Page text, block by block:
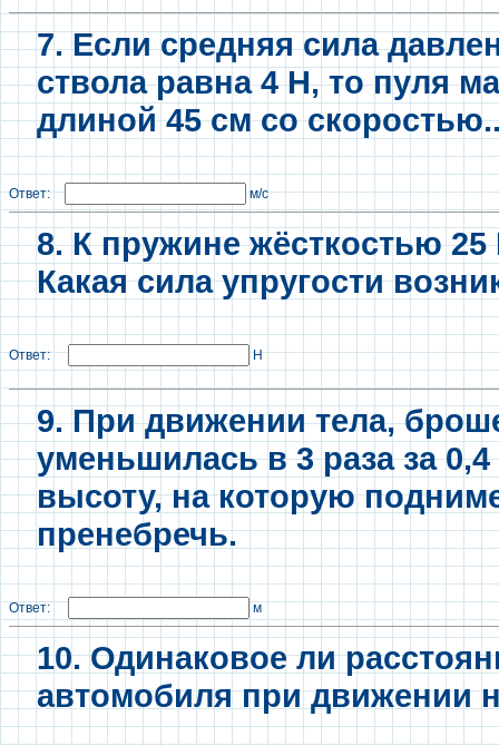
7. Если средняя сила
ствола равна 4 Н, то пуля
длиной 45 см со
Ответ: м/с
8. К пружине жёсткостью 25
Какая сила упругости
Ответ: Н
9. При движении тела,
уменьшилась в 3 раза за
высоту, на которую
пренебречь.
Ответ: м
10. Одинаковое ли
автомобиля при движении